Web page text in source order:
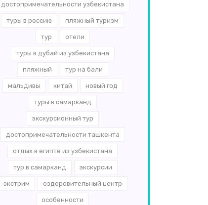
достопримечательности узбекистана
туры в россию пляжный туризм
тур отели
туры в дубай из узбекистана
пляжный тур на бали
мальдивы китай новый год
туры в самарканд
экскурсионный тур
достопримечательности ташкента
отдых в египте из узбекистана
тур в самарканд экскурсии
экстрим оздоровительный центр
особенности